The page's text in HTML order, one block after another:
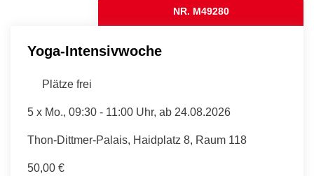
NR. M49280
Yoga-Intensivwoche
Plätze frei
5 x Mo., 09:30 - 11:00 Uhr, ab 24.08.2026
Thon-Dittmer-Palais, Haidplatz 8, Raum 118
50,00 €